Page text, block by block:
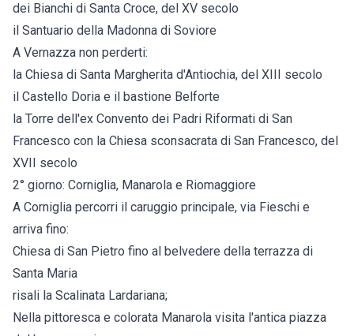
dei Bianchi di Santa Croce, del XV secolo
il Santuario della Madonna di Soviore
A Vernazza non perderti:
la Chiesa di Santa Margherita d'Antiochia, del XIII secolo
il Castello Doria e il bastione Belforte
la Torre dell'ex Convento dei Padri Riformati di San
Francesco con la Chiesa sconsacrata di San Francesco, del
XVII secolo
2° giorno: Corniglia, Manarola e Riomaggiore
A Corniglia percorri il caruggio principale, via Fieschi e
arriva fino:
Chiesa di San Pietro fino al belvedere della terrazza di
Santa Maria
risali la Scalinata Lardariana;
Nella pittoresca e colorata Manarola visita l'antica piazza